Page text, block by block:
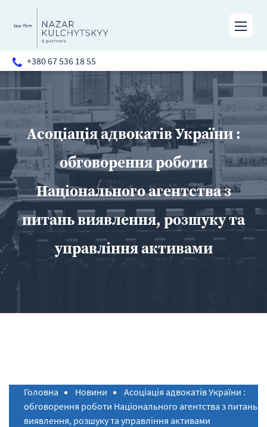
+380 67 536 18 55
Асоціація адвокатів України :
обговорення роботи
Національного агентства з
питань виявлення, розшуку та
управління активами
Головна Новини
Асоціація адвокатів України :
обговорення роботи Національного агентства з питань
виявлення, розшуку та управління активами